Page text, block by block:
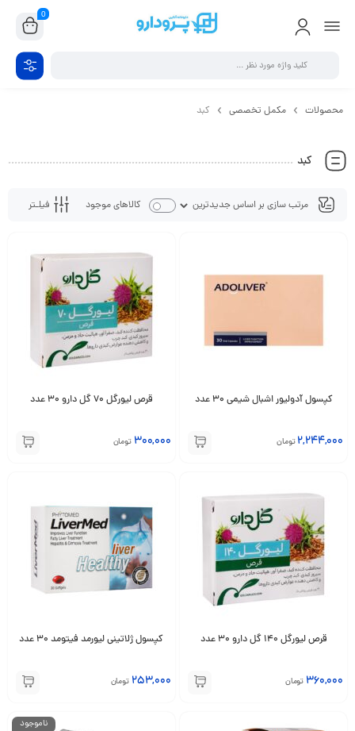
0
محصولات مکمل تخصصی کبد
کبد
فیلـتر کالاهای موجود
کپسول آدولیور اشبال شیمی 30 عدد
2,244,000 تومان
قرص لیورگل 70 گل دارو 30 عدد
300,000 تومان
قرص لیورگل 140 گل دارو 30 عدد
360,000 تومان
کپسول ژلاتینی لیورمد فیتومد 30 عدد
253,000 تومان
ناموجود